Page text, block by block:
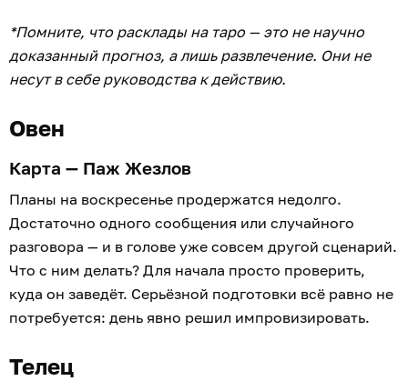
*Помните, что расклады на таро — это не научно
доказанный прогноз, а лишь развлечение. Они не
несут в себе руководства к действию.
Овен
Карта — Паж Жезлов
Планы на воскресенье продержатся недолго.
Достаточно одного сообщения или случайного
разговора — и в голове уже совсем другой сценарий.
Что с ним делать? Для начала просто проверить,
куда он заведёт. Серьёзной подготовки всё равно не
потребуется: день явно решил импровизировать.
Телец